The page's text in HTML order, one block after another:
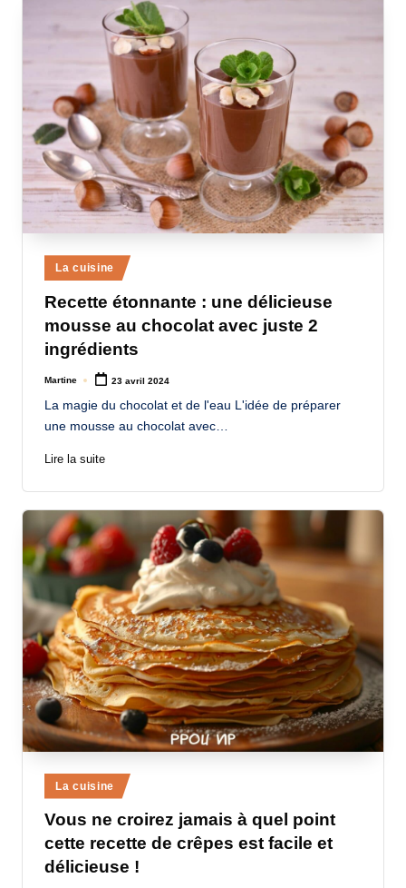
Posted
in
La cuisine
Recette étonnante : une délicieuse
mousse au chocolat avec juste 2
ingrédients
Posted
Martine 23 avril 2024
La magie du chocolat et de l'eau L'idée de préparer
une mousse au chocolat avec…
Lire la suite
Posted
in
La cuisine
Vous ne croirez jamais à quel point
cette recette de crêpes est facile et
délicieuse !